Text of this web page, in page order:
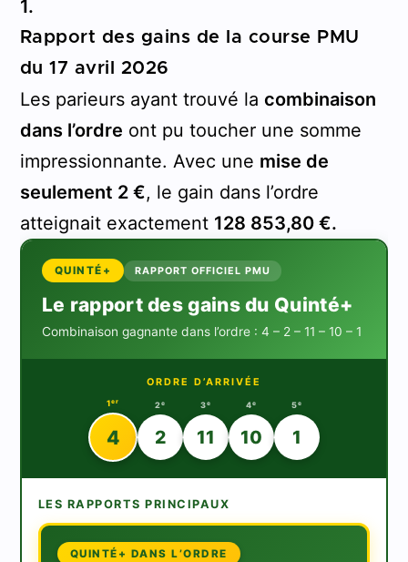
1.
Rapport des gains de la course PMU
du 17 avril 2026
Les parieurs ayant trouvé la combinaison
dans l’ordre ont pu toucher une somme
impressionnante. Avec une mise de
seulement 2 €, le gain dans l’ordre
atteignait exactement 128 853,80 €.
QUINTÉ+ RAPPORT OFFICIEL PMU
Le rapport des gains du Quinté+
Combinaison gagnante dans l’ordre : 4 – 2 – 11 – 10 – 1
ORDRE D’ARRIVÉE
1er
4
2e
2
3e
11
4e
10
5e
1
LES RAPPORTS PRINCIPAUX
QUINTÉ+ DANS L’ORDRE